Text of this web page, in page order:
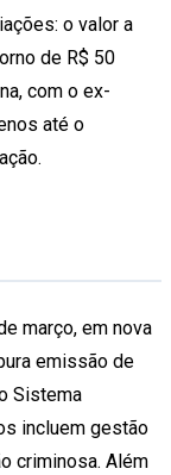
o valor a
de R$ 50
com o ex-
até o
março, em nova
emissão de
Sistema
incluem gestão
criminosa. Além